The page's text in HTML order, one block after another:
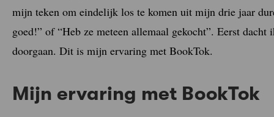
mijn teken om eindelijk los te komen uit mijn drie jaar
goed!” of “Heb ze meteen allemaal gekocht”. Eerst
doorgaan. Dit is mijn ervaring met BookTok.
Mijn ervaring met BookTok